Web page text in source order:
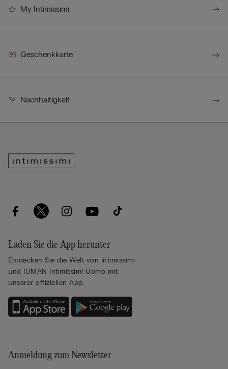
My Intimissimi
Geschenkkarte
Nachhaltigkeit
Laden Sie die App herunter
Entdecken Sie die Welt von Intimissimi
und IUMAN Intimissimi Uomo mit
unserer offiziellen App.
Anmeldung zum Newsletter